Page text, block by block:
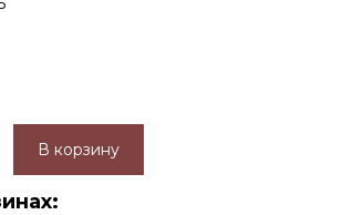
В корзину